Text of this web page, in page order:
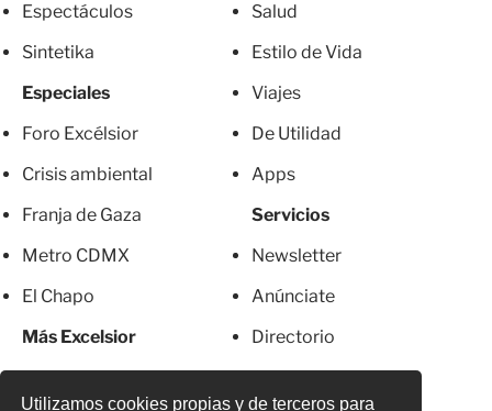
Utilizamos cookies propias y de terceros para
Espectáculos
Sintetika
Especiales
Foro Excélsior
Crisis ambiental
Franja de Gaza
Metro CDMX
El Chapo
Más Excelsior
Salud
Estilo de Vida
Viajes
De Utilidad
Apps
Servicios
Newsletter
Anúnciate
Directorio